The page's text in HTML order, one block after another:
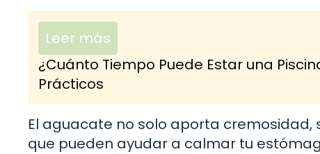
Leer más
¿Cuánto Tiempo Puede Estar una
Prácticos
El aguacate no solo aporta
que pueden ayudar a calmar tu